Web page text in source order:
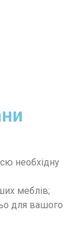
необхідну
меблів;
для вашого